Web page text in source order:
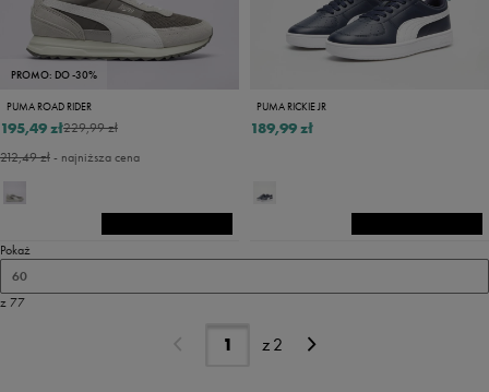
PROMO: DO -30%
PUMA ROAD RIDER
229,99 zł
195,49 zł
212,49 zł- najniższa cena
PUMA RICKIE JR
189,99 zł
Pokaż
60
z 77
z2